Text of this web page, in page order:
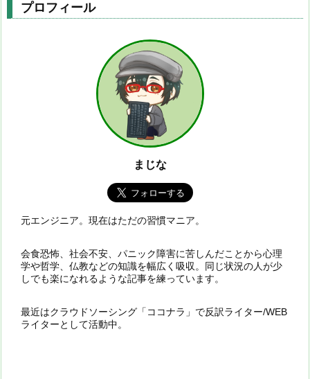
プロフィール
まじな
元エンジニア。現在はただの習慣マニア。
会食恐怖、社会不安、パニック障害に苦しんだことから心理
学や哲学、仏教などの知識を幅広く吸収。同じ状況の人が少
しでも楽になれるような記事を練っています。
最近はクラウドソーシング「ココナラ」で反訳ライター/WEB
ライターとして活動中。